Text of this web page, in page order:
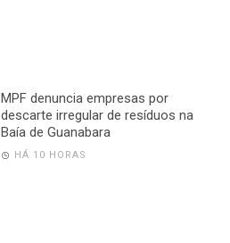
MPF denuncia empresas por
descarte irregular de resíduos na
Baía de Guanabara
HÁ 10 HORAS